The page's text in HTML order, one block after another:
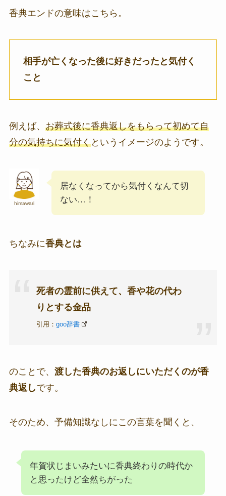
香典エンドの意味はこちら。
相手が亡くなった後に好きだったと気付く
こと
例えば、 お葬式後に香典返しをもらって初めて自
分の気持ちに気付くというイメージのようです。
himawari
居なくなってから気付くなんて切
ない…！
ちなみに香典とは
死者の霊前に供えて、香や花の代わ
りとする金品
引用： goo辞書
のことで、 渡した香典のお返しにいただくのが香
典返しです。
そのため、予備知識なしにこの言葉を聞くと、
年賀状じまいみたいに香典終わりの時代か
と思ったけど全然ちがった